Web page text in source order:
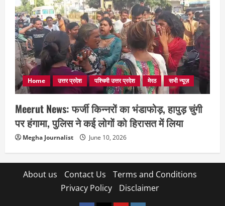
Home उत्तर प्रदेश पश्चिमी उत्तर प्रदेश मेरठ सभी न्यूज़
Meerut News: फर्जी किन्नरों का भंडाफोड़, हापुड़ चुंगी
पर हंगामा, पुलिस ने कई लोगों को हिरासत में लिया
Megha Journalist June 10, 2026
About us Contact Us
Terms and Conditions
Privacy Policy
Disclaimer